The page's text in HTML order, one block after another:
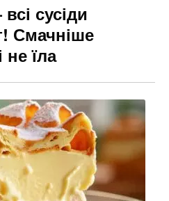
сусіди
Смачніше
не їла